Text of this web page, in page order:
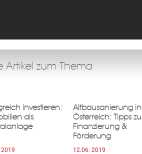
Artikel zum Thema
investieren:
als
Altbausanierung in
Österreich: Tipps
Finanzierung &
Förderung
12.06. 2019